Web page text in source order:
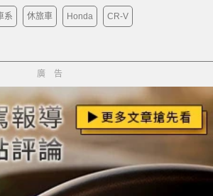
系 休旅車 Honda CR-V
廣告